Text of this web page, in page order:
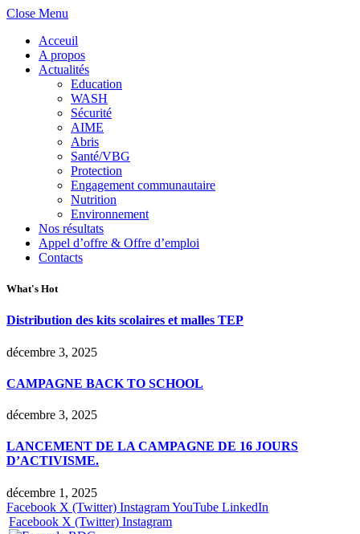
Close Menu
Acceuil
A propos
Actualités
Education
WASH
Sécurité
AIME
Abris
Santé/VBG
Protection
Engagement communautaire
Nutrition
Environnement
Nos résultats
Appel d’offre & Offre d’emploi
Contacts
What's Hot
Distribution des kits scolaires et malles TEP
décembre 3, 2025
CAMPAGNE BACK TO SCHOOL
décembre 3, 2025
LANCEMENT DE LA CAMPAGNE DE 16 JOURS
D’ACTIVISME.
décembre 1, 2025
Facebook X (Twitter) InstagramYouTube LinkedIn
Facebook X (Twitter) Instagram